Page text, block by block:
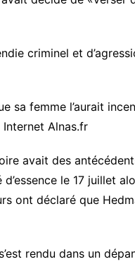
criminel et
sa femme l’aurait
Alnas.fr
avait des
le 17 juillet
ont déclaré que
rendu dans un